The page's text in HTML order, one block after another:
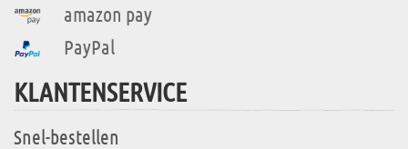
amazon pay
PayPal
KLANTENSERVICE
Snel-bestellen